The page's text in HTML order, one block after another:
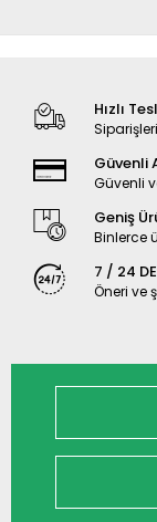
Hızlı
Güvenli
Güvenli
Geniş
Binlerce
7 / 24
Öneri ve